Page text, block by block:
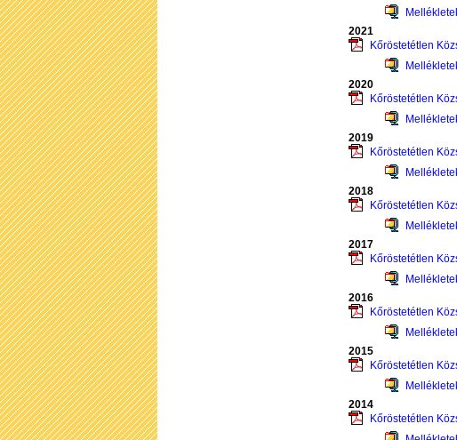
2021
Kőröstetétlen
2020
Kőröstetétlen
2019
Kőröstetétlen
2018
Kőröstetétlen
2017
Kőröstetétlen
2016
Kőröstetétlen
2015
Kőröstetétlen
2014
Kőröstetétlen